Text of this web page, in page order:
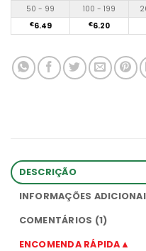
50 - 99 100 - 199
€6.49 €6.20
DESCRIÇÃO
INFORMAÇÕES
COMENTÁRIOS (1)
ENCOMENDA RÁPIDA▲